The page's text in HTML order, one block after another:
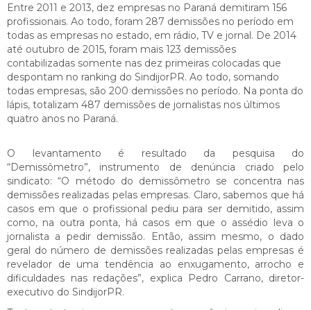
Entre 2011 e 2013, dez empresas no Paraná demitiram 156
profissionais. Ao todo, foram 287 demissões no período em
todas as empresas no estado, em rádio, TV e jornal. De 2014
até outubro de 2015, foram mais 123 demissões
contabilizadas somente nas dez primeiras colocadas que
despontam no ranking do SindijorPR. Ao todo, somando
todas empresas, são 200 demissões no período. Na ponta do
lápis, totalizam 487 demissões de jornalistas nos últimos
quatro anos no Paraná.
O levantamento é resultado da pesquisa do
“Demissômetro”, instrumento de denúncia criado pelo
sindicato: “O método do demissômetro se concentra nas
demissões realizadas pelas empresas. Claro, sabemos que há
casos em que o profissional pediu para ser demitido, assim
como, na outra ponta, há casos em que o assédio leva o
jornalista a pedir demissão. Então, assim mesmo, o dado
geral do número de demissões realizadas pelas empresas é
revelador de uma tendência ao enxugamento, arrocho e
dificuldades nas redações”, explica Pedro Carrano, diretor-
executivo do SindijorPR.